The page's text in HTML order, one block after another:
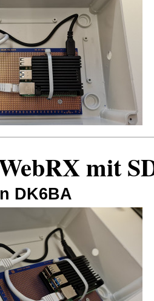
mit
DK6BA